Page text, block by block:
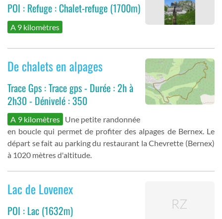
POI : Refuge : Chalet-refuge (1700m)
A 9 kilomètres
De chalets en alpages
Trace Gps : Trace gps - Durée : 2h à
2h30 - Dénivelé : 350
A 9 kilomètres Une petite randonnée
en boucle qui permet de profiter des alpages de Bernex. Le
départ se fait au parking du restaurant la Chevrette (Bernex)
à 1020 mètres d'altitude.
Lac de Lovenex
POI : Lac (1632m)